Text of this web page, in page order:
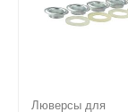
Люверсы для